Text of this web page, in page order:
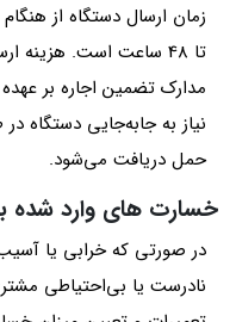
تا 48 ساعت است.
مدارک تضمین اجاره بر
نیاز به جابه‌جایی دستگاه
حمل دریافت می‌شود.
خسارت های وارد شده
در صورتی که خرابی یا
نادرست یا بی‌احتیاطی